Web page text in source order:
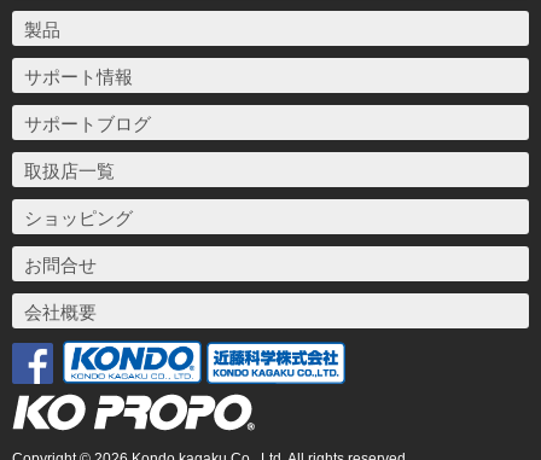
製品
サポート情報
サポートブログ
取扱店一覧
ショッピング
お問合せ
会社概要